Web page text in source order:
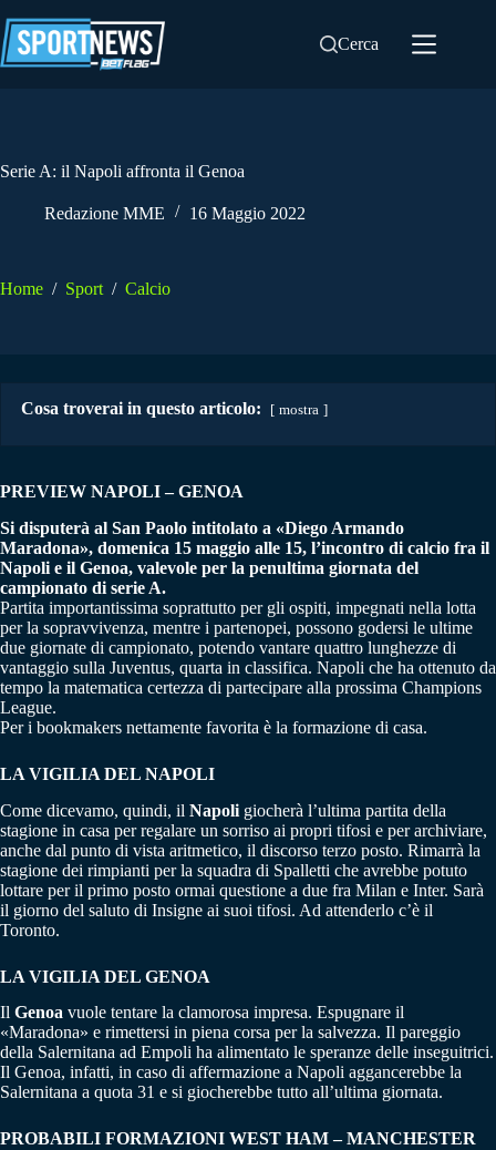
al
contenuto
Cerca
Serie A: il Napoli affronta il Genoa
Redazione MME 16 Maggio 2022
Home / Sport / Calcio
Cosa troverai in questo articolo: mostra
PREVIEW NAPOLI – GENOA
Si disputerà al San Paolo intitolato a «Diego Armando
Maradona», domenica 15 maggio alle 15, l’incontro di calcio fra il
Napoli e il Genoa, valevole per la penultima giornata del
campionato di serie A.
Partita importantissima soprattutto per gli ospiti, impegnati nella lotta
per la sopravvivenza, mentre i partenopei, possono godersi le ultime
due giornate di campionato, potendo vantare quattro lunghezze di
vantaggio sulla Juventus, quarta in classifica. Napoli che ha ottenuto da
tempo la matematica certezza di partecipare alla prossima Champions
League.
Per i bookmakers nettamente favorita è la formazione di casa.
LA VIGILIA DEL NAPOLI
Come dicevamo, quindi, il Napoli giocherà l’ultima partita della
stagione in casa per regalare un sorriso ai propri tifosi e per archiviare,
anche dal punto di vista aritmetico, il discorso terzo posto. Rimarrà la
stagione dei rimpianti per la squadra di Spalletti che avrebbe potuto
lottare per il primo posto ormai questione a due fra Milan e Inter. Sarà
il giorno del saluto di Insigne ai suoi tifosi. Ad attenderlo c’è il
Toronto.
LA VIGILIA DEL GENOA
Il Genoa vuole tentare la clamorosa impresa. Espugnare il
«Maradona» e rimettersi in piena corsa per la salvezza. Il pareggio
della Salernitana ad Empoli ha alimentato le speranze delle inseguitrici.
Il Genoa, infatti, in caso di affermazione a Napoli aggancerebbe la
Salernitana a quota 31 e si giocherebbe tutto all’ultima giornata.
PROBABILI FORMAZIONI WEST HAM – MANCHESTER